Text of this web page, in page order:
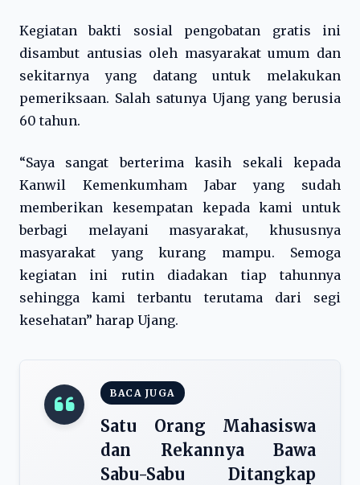
Kegiatan bakti sosial pengobatan gratis ini
disambut antusias oleh masyarakat umum dan
sekitarnya yang datang untuk melakukan
pemeriksaan. Salah satunya Ujang yang berusia
60 tahun.
“Saya sangat berterima kasih sekali kepada
Kanwil Kemenkumham Jabar yang sudah
memberikan kesempatan kepada kami untuk
berbagi melayani masyarakat, khususnya
masyarakat yang kurang mampu. Semoga
kegiatan ini rutin diadakan tiap tahunnya
sehingga kami terbantu terutama dari segi
kesehatan” harap Ujang.
BACA JUGA
Satu Orang Mahasiswa
dan Rekannya Bawa
Sabu-Sabu Ditangkap